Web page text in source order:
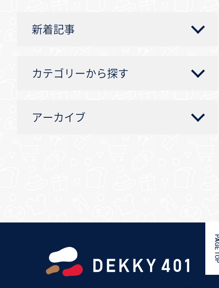
新着記事
カテゴリーから探す
アーカイブ